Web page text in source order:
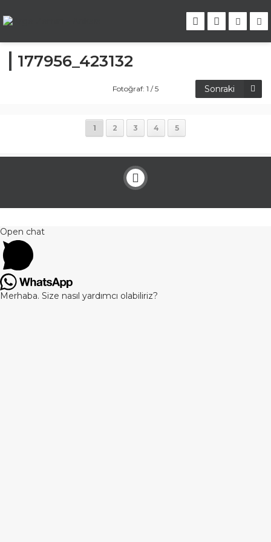
177956_423132
Fotoğraf: 1 / 5 Sonraki
1 2 3 4 5
Open chat
Merhaba. Size nasıl yardımcı olabiliriz?